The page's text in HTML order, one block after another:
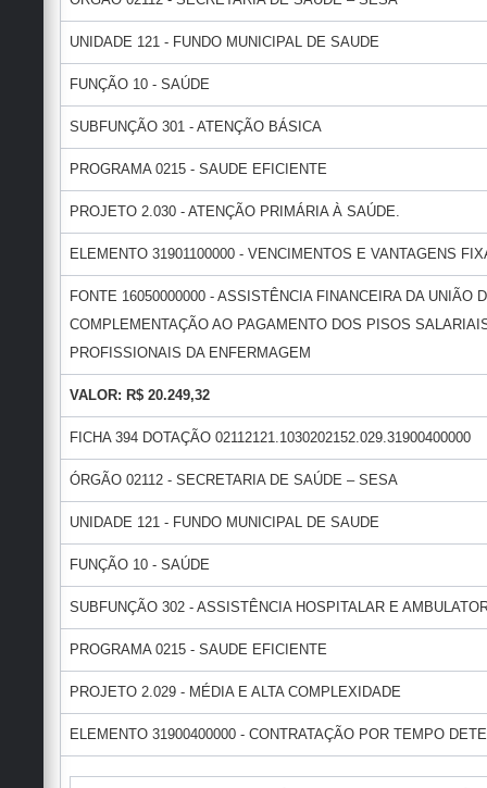
UNIDADE 121 - FUNDO MUNICIPAL DE SAUDE
FUNÇÃO 10 - SAÚDE
SUBFUNÇÃO 301 - ATENÇÃO BÁSICA
PROGRAMA 0215 - SAUDE EFICIENTE
PROJETO 2.030 - ATENÇÃO PRIMÁRIA À SAÚDE.
ELEMENTO 31901100000 - VENCIMENTOS E VANTAGENS
FONTE 16050000000 - ASSISTÊNCIA FINANCEIRA DA UNIÃO
COMPLEMENTAÇÃO AO PAGAMENTO DOS PISOS
PROFISSIONAIS DA ENFERMAGEM
VALOR: R$ 20.249,32
FICHA 394 DOTAÇÃO 02112121.1030202152.029.31900400000
ÓRGÃO 02112 - SECRETARIA DE SAÚDE – SESA
UNIDADE 121 - FUNDO MUNICIPAL DE SAUDE
FUNÇÃO 10 - SAÚDE
SUBFUNÇÃO 302 - ASSISTÊNCIA HOSPITALAR E
PROGRAMA 0215 - SAUDE EFICIENTE
PROJETO 2.029 - MÉDIA E ALTA COMPLEXIDADE
ELEMENTO 31900400000 - CONTRATAÇÃO POR TEMPO